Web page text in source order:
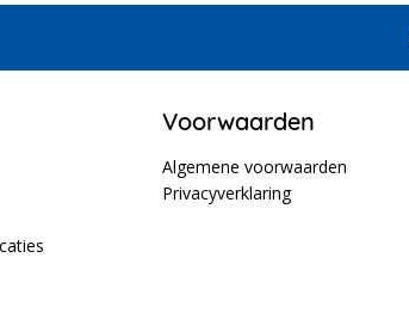
Voorwaarden
Algemene voorwaarden
Privacyverklaring